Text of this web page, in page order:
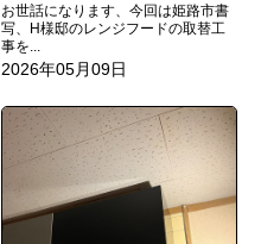
お世話になります、今回は姫路市書
写、H様邸のレンジフードの取替工
事を...
2026年05月09日